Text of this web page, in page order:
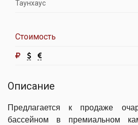
Таунхаус
Стоимость
Описание
Предлагается к продаже
бассейном в премиальном